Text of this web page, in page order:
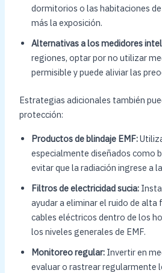
dormitorios o las habitaciones
más la exposición.
Alternativas a los medidores
regiones, optar por no utilizar
permisible y puede aliviar las
Estrategias adicionales también
protección:
Productos de blindaje EMF:
especialmente diseñados como
evitar que la radiación ingrese a
Filtros de electricidad sucia:
ayudar a eliminar el ruido de alta
cables eléctricos dentro de los
los niveles generales de EMF.
Monitoreo regular:Invertir en
evaluar o rastrear regularmente